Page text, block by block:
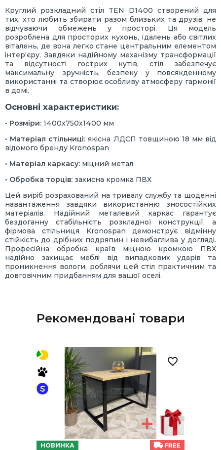
Круглий розкладний стіл TEN D1400 створений для
тих, хто любить збирати разом близьких та друзів, не
відчуваючи обмежень у просторі. Ця модель
розроблена для просторих кухонь, їдалень або світлих
віталень, де вона легко стане центральним елементом
інтер'єру. Завдяки надійному механізму трансформації
та відсутності гострих кутів, стіл забезпечує
максимальну зручність, безпеку у повсякденному
використанні та створює особливу атмосферу гармонії
в домі.
Основні характеристики:
• Розміри: 1400х750х1400 мм
• Матеріал стільниці: якісна ЛДСП товщиною 18 мм від
відомого бренду Kronospan
• Матеріал каркасу: міцний метал
• Обробка торців: захисна кромка ПВХ
Цей виріб розрахований на тривалу службу та щоденні
навантаження завдяки використанню зносостійких
матеріалів. Надійний металевий каркас гарантує
бездоганну стабільність розкладної конструкції, а
фірмова стільниця Kronospan демонструє відмінну
стійкість до дрібних подряпин і невибаглива у догляді.
Професійна обробка країв міцною кромкою ПВХ
надійно захищає меблі від випадкових ударів та
проникнення вологи, роблячи цей стіл практичним та
довговічним придбанням для вашої оселі.
Рекомендовані товари
НОВИНКА